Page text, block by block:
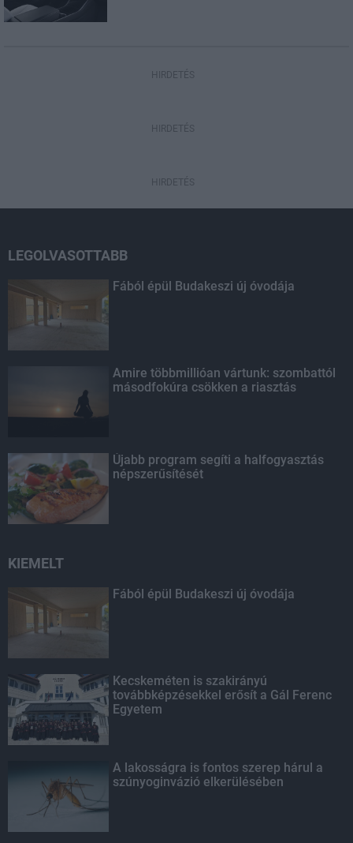
HIRDETÉS
HIRDETÉS
HIRDETÉS
LEGOLVASOTTABB
Fából épül Budakeszi új óvodája
Amire többmillióan vártunk: szombattól
másodfokúra csökken a riasztás
Újabb program segíti a halfogyasztás
népszerűsítését
KIEMELT
Fából épül Budakeszi új óvodája
Kecskeméten is szakirányú
továbbképzésekkel erősít a Gál Ferenc
Egyetem
A lakosságra is fontos szerep hárul a
szúnyoginvázió elkerülésében